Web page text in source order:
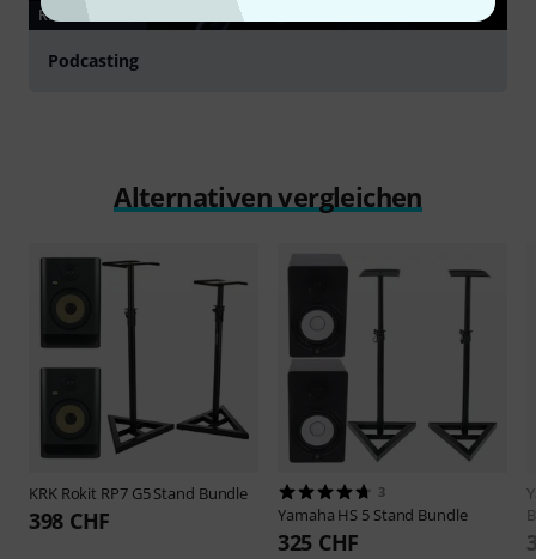
RATGEBER
Podcasting
Alternativen vergleichen
KRK Rokit RP7 G5 Stand Bundle
398 CHF
3
Yamaha HS 5 Stand Bundle
325 CHF